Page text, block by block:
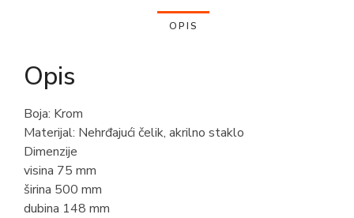
OPIS
Opis
Boja: Krom
Materijal: Nehrđajući čelik, akrilno staklo
Dimenzije
visina 75 mm
širina 500 mm
dubina 148 mm